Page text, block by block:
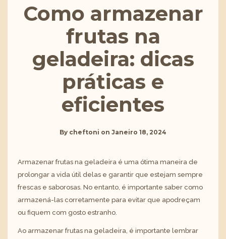
Como armazenar
frutas na
geladeira: dicas
práticas e
eficientes
By cheftoni on Janeiro 18, 2024
Armazenar frutas na geladeira é uma ótima maneira de
prolongar a vida útil delas e garantir que estejam sempre
frescas e saborosas. No entanto, é importante saber como
armazená-las corretamente para evitar que apodreçam
ou fiquem com gosto estranho.
Ao armazenar frutas na geladeira, é importante lembrar